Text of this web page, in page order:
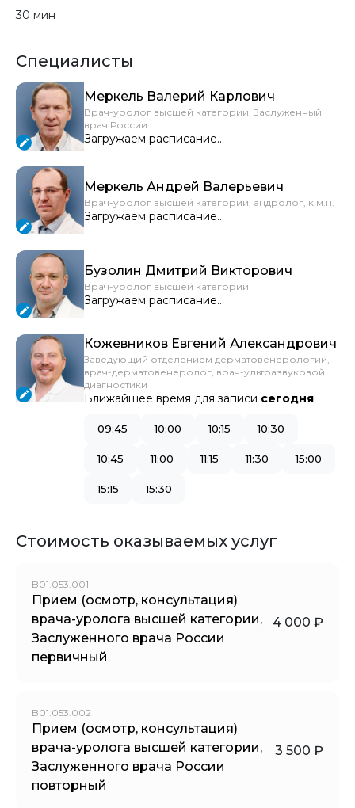
30 мин
Специалисты
Меркель Валерий Карлович
Врач-уролог высшей категории, Заслуженный
врач России
Загружаем расписание...
Меркель Андрей Валерьевич
Врач-уролог высшей категории, андролог, к.м.н.
Загружаем расписание...
Бузолин Дмитрий Викторович
Врач-уролог высшей категории
Загружаем расписание...
Кожевников Евгений Александрович
Заведующий отделением дерматовенерологии,
врач-дерматовенеролог, врач-ультразвуковой
диагностики
Ближайшее время для записи сегодня
09:45 10:00 10:15 10:30
10:45 11:00 11:15 11:30 15:00
15:15 15:30
Стоимость оказываемых услуг
B01.053.001
Прием (осмотр, консультация)
врача-уролога высшей категории,
Заслуженного врача России
первичный
4 000 ₽
B01.053.002
Прием (осмотр, консультация)
врача-уролога высшей категории,
Заслуженного врача России
повторный
3 500 ₽